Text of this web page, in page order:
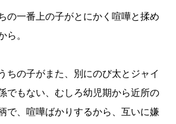
の一番上の子がとにかく喧嘩と揉め
ら。
ちの子がまた、別にのび太とジャイ
でもない、むしろ幼児期から近所の
で、喧嘩ばかりするから、互いに嫌